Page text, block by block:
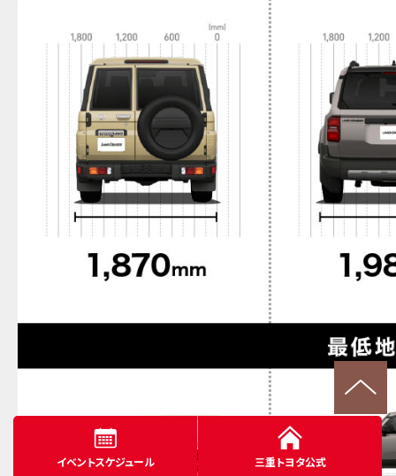
イベントスケジュール 三重トヨタ公式